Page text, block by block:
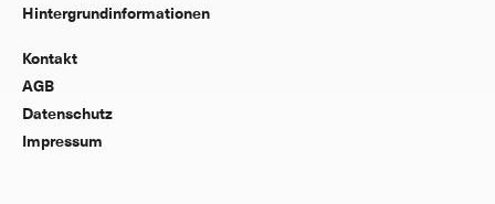
Hintergrundinformationen
Kontakt
AGB
Datenschutz
Impressum